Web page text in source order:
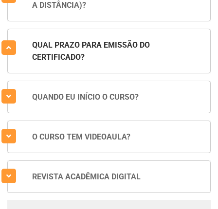
A DISTÂNCIA)?
QUAL PRAZO PARA EMISSÃO DO
CERTIFICADO?
QUANDO EU INÍCIO O CURSO?
O CURSO TEM VIDEOAULA?
REVISTA ACADÊMICA DIGITAL